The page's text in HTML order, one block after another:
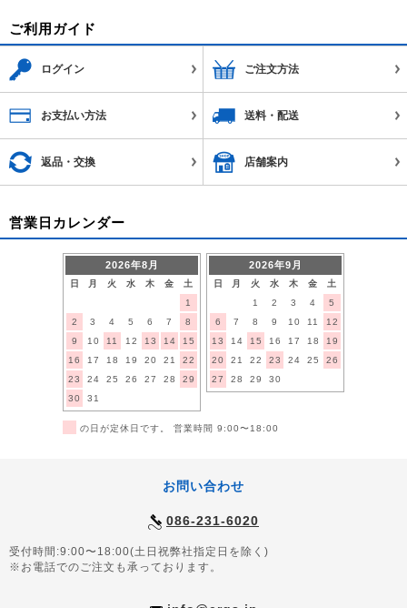
ご利用ガイド
ログイン ご注文方法
お支払い方法 送料・配送
返品・交換 店舗案内
営業日カレンダー
2026年8月
日 月 火 水 木 金
土
1
2
3 4 5 6 7
8
9
10 11 12 13 14
15
16
17 18 19 20 21
22
23
24 25 26 27 28
29
30
31
2026年9月
日 月 火 水 木 金
土
1
2 3 4
5
6
7 8 9 10 11
12
13
14 15 16 17 18
19
20
21 22 23 24 25
26
27
28 29 30
の日が定休日です。 営業時間 9:00〜18:00
お問い合わせ
086-231-6020
受付時間:9:00〜18:00(土日祝弊社指定日を除く)
※お電話でのご注文も承っております。